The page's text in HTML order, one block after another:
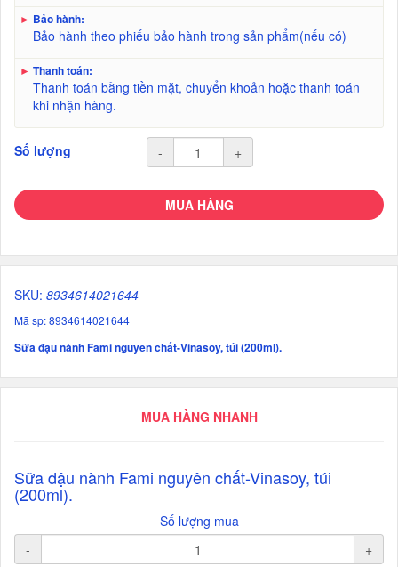
► Bảo hành:
Bảo hành theo phiếu bảo hành trong sản phẩm(nếu có)
► Thanh toán:
Thanh toán bằng tiền mặt, chuyển khoản hoặc thanh toán
khi nhận hàng.
Số lượng - +
MUA HÀNG
SKU: 8934614021644
Mã sp: 8934614021644
Sữa đậu nành Fami nguyên chất-Vinasoy, túi (200ml).
MUA HÀNG NHANH
Sữa đậu nành Fami nguyên chất-Vinasoy, túi
(200ml).
Số lượng mua
-
+